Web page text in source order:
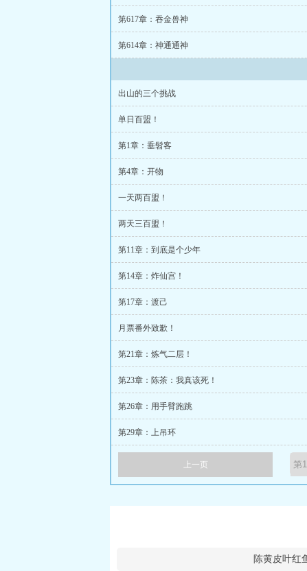
第617章：吞金兽神
第614章：神通通神
出山的三个挑战
单日百盟！
第1章：垂髫客
第4章：开物
一天两百盟！
两天三百盟！
第11章：到底是个少年
第14章：炸仙宫！
第17章：渡己
月票番外致歉！
第21章：炼气二层！
第23章：陈茶：我真该死！
第26章：用手臂跑跳
第29章：上吊环
上一页
陈黄皮叶红